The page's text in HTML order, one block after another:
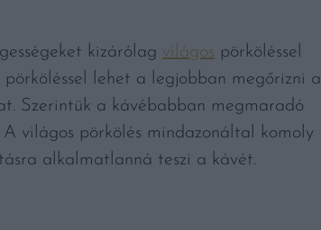
kizárólag világos pörköléssel
lehet a legjobban megőrizni a
Szerintük a kávébabban megmaradó
világos pörkölés mindazonáltal komoly
alkalmatlanná teszi a kávét.